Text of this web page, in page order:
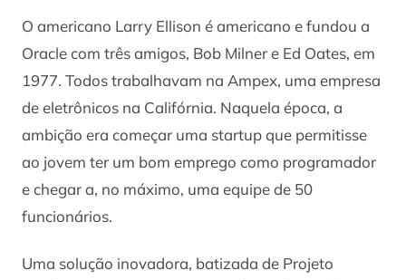
O americano Larry Ellison é americano e fundou a
Oracle com três amigos, Bob Milner e Ed Oates, em
1977. Todos trabalhavam na Ampex, uma empresa
de eletrônicos na Califórnia. Naquela época, a
ambição era começar uma startup que permitisse
ao jovem ter um bom emprego como programador
e chegar a, no máximo, uma equipe de 50
funcionários.
Uma solução inovadora, batizada de Projeto